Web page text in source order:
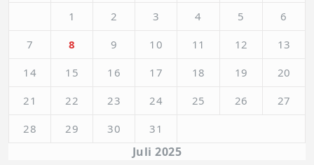
Juli 2025
1
2 3 4 5
6
7
8 9 10 11 12
13
14
15 16 17 18 19
20
21
22 23 24 25 26
27
28
29 30 31